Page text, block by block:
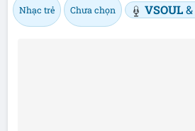
Nhạc trẻ Chưa chọn VSOUL&